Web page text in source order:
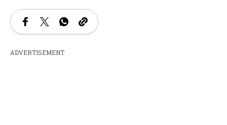
ADVERTISEMENT